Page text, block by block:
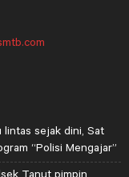
lintas sejak dini, Sat
“Polisi Mengajar”
Tanut pimpin